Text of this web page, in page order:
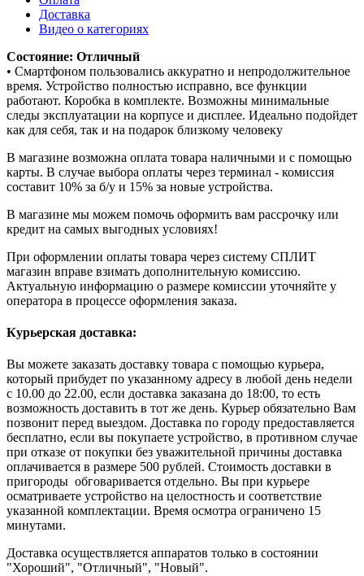
Доставка
Видео о категориях
Состояние: Отличный
• Смартфоном пользовались аккуратно и непродолжительное
время. Устройство полностью исправно, все функции
работают. Коробка в комплекте. Возможны минимальные
следы эксплуатации на корпусе и дисплее. Идеально подойдет
как для себя, так и на подарок близкому человеку
В магазине возможна оплата товара наличными и с помощью
карты. В случае выбора оплаты через терминал - комиссия
составит 10% за б/у и 15% за новые устройства.
В магазине мы можем помочь оформить вам рассрочку или
кредит на самых выгодных условиях!
При оформлении оплаты товара через систему СПЛИТ
магазин вправе взимать дополнительную комиссию.
Актуальную информацию о размере комиссии уточняйте у
оператора в процессе оформления заказа.
Курьерская доставка:
Вы можете заказать доставку товара с помощью курьера,
который прибудет по указанному адресу в любой день недели
с 10.00 до 22.00, если доставка заказана до 18:00, то есть
возможность доставить в тот же день. Курьер обязательно Вам
позвонит перед выездом. Доставка по городу предоставляется
бесплатно, если вы покупаете устройство, в противном случае
при отказе от покупки без уважительной причины доставка
оплачивается в размере 500 рублей. Стоимость доставки в
пригороды обговаривается отдельно. Вы при курьере
осматриваете устройство на целостность и соответствие
указанной комплектации. Время осмотра ограничено 15
минутами.
Доставка осуществляется аппаратов только в состоянии
"Хороший", "Отличный", "Новый".